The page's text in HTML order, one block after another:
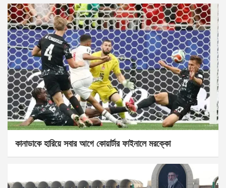
কানাডাকে হারিয়ে সবার আগে কোয়ার্টার ফাইনালে মরক্কো